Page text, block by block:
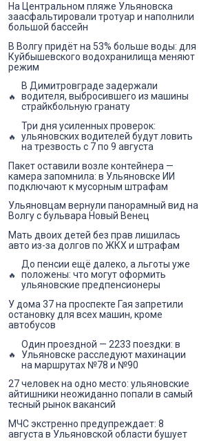
На Центральном пляже Ульяновска
заасфальтировали тротуар и наполнили
большой бассейн
В Волгу придёт на 53% больше воды: для
Куйбышевского водохранилища меняют
режим
В Димитровграде задержали
водителя, выбросившего из машины
страйкбольную гранату
Три дня усиленных проверок:
ульяновских водителей будут ловить
на трезвость с 7 по 9 августа
Пакет оставили возле контейнера —
камера запомнила: в Ульяновске ИИ
подключают к мусорным штрафам
Ульяновцам вернули панорамный вид на
Волгу с бульвара Новый Венец
Мать двоих детей без прав лишилась
авто из-за долгов по ЖКХ и штрафам
До пенсии ещё далеко, а льготы уже
положены: что могут оформить
ульяновские предпенсионеры
У дома 37 на проспекте Гая запретили
остановку для всех машин, кроме
автобусов
Один проездной — 2233 поездки: в
Ульяновске расследуют махинации
на маршрутах №78 и №90
27 человек на одно место: ульяновские
айтишники неожиданно попали в самый
тесный рынок вакансий
МЧС экстренно предупреждает: 8
августа в Ульяновской области бушует